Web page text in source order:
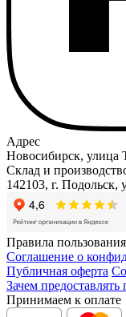
Адрес
Новосибирск, улица
Склад и
142103, г. Подольск,
Правила
Соглашение о
Публичная оферта
Зачем
Принимаем к оплате